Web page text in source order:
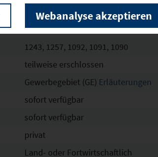
0,8
1243, 1257, 1092, 1091, 1090
teilweise erschlossen
Gewerbegebiet (GE) Erläuterungen
sofort verfügbar
sofort verfügbar
privat
Land- oder Fortwirtschaftlich
Webanalyse akzeptieren